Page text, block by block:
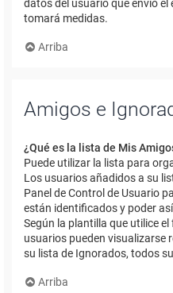
datos del usuario que envió
tomará medidas.
Arriba
Amigos e
¿Qué es la lista de Mis
Puede utilizar la lista para
Los usuarios añadidos a su
Panel de Control de Usuario
están identificados y poder
Según la plantilla que utilice
usuarios pueden visualizarse
su lista de Ignorados, todos
Arriba